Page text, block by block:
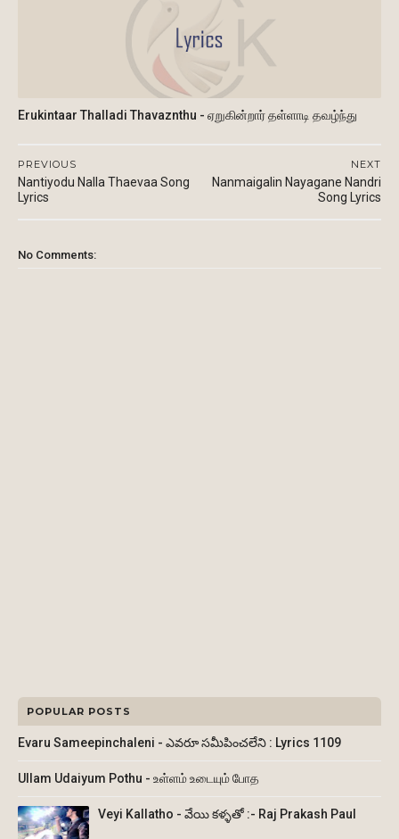
Erukintaar Thalladi Thavaznthu - ஏறுகின்றார் தள்ளாடி தவழ்ந்து
NEXT
Nanmaigalin Nayagane Nandri
Song Lyrics
PREVIOUS
Nantiyodu Nalla Thaevaa Song
Lyrics
No Comments:
POPULAR POSTS
Evaru Sameepinchaleni - ఎవరూ సమీపించలేని : Lyrics 1109
Ullam Udaiyum Pothu - உள்ளம் உடையும் போத
Veyi Kallatho - వేయి కళ్ళతో :- Raj Prakash Paul